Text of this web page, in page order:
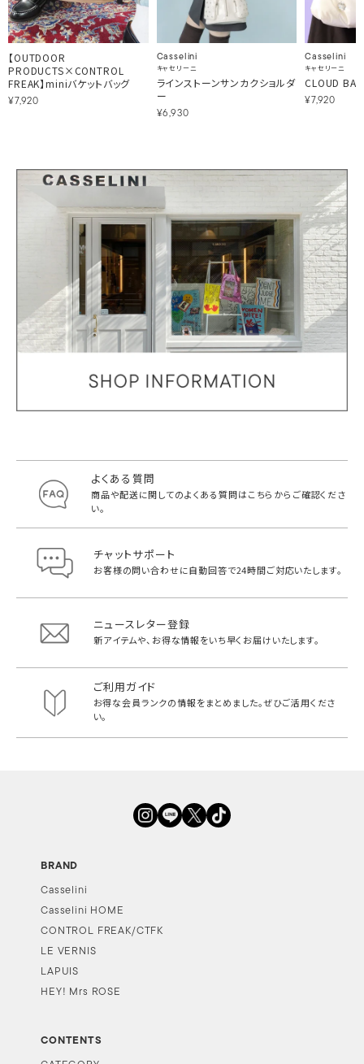
【OUTDOOR
PRODUCTS×CONTROL
FREAK】miniバケットバッグ
¥7,920
Casselini
キャセリーニ
ラインストーンサンカクショルダ
ー
¥6,930
Casselini
キャセリーニ
CLOUD BAG
¥7,920
よくある質問
商品や配送に関してのよくある質問はこちらからご確認くださ
い。
チャットサポート
お客様の問い合わせに自動回答で24時間ご対応いたします。
ニュースレター登録
新アイテムや、お得な情報をいち早く お届けいたします。
ご利用ガイド
お得な会員ランクの情報をまとめました。ぜひご活用くださ
い。
BRAND
Casselini
Casselini HOME
CONTROL FREAK/CTFK
LE VERNIS
LAPUIS
HEY! Mrs ROSE
CONTENTS